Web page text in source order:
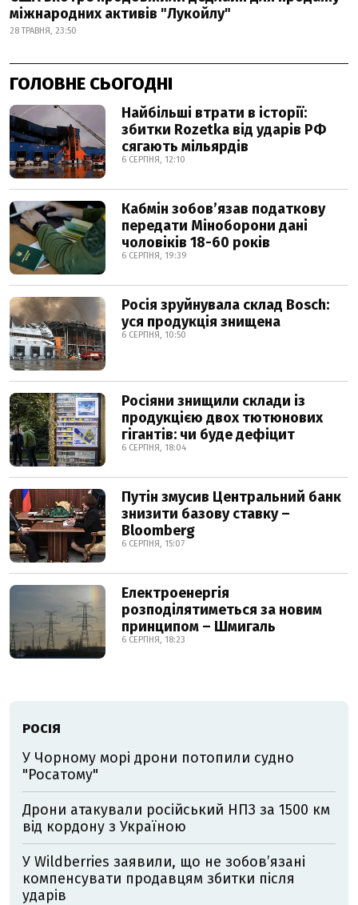
міжнародних активів "Лукойлу"
28 ТРАВНЯ, 23:50
ГОЛОВНЕ СЬОГОДНІ
Найбільші втрати в історії:
збитки Rozetka від ударів РФ
сягають мільярдів
6 СЕРПНЯ, 12:10
Кабмін зобовʼязав податкову
передати Міноборони дані
чоловіків 18-60 років
6 СЕРПНЯ, 19:39
Росія зруйнувала склад Bosch:
уся продукція знищена
6 СЕРПНЯ, 10:50
Росіяни знищили склади із
продукцією двох тютюнових
гігантів: чи буде дефіцит
6 СЕРПНЯ, 18:04
Путін змусив Центральний банк
знизити базову ставку –
Bloomberg
6 СЕРПНЯ, 15:07
Електроенергія
розподілятиметься за новим
принципом – Шмигаль
6 СЕРПНЯ, 18:23
РОСІЯ
У Чорному морі дрони потопили судно
"Росатому"
Дрони атакували російський НПЗ за 1500 км
від кордону з Україною
У Wildberries заявили, що не зобов’язані
компенсувати продавцям збитки після
ударів